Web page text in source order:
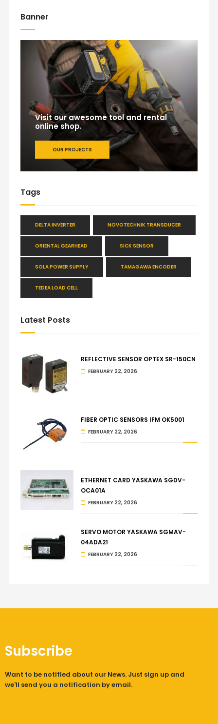
Banner
Visit our awesome tool and rental
online shop.
OUR PROJECTS
Tags
DELTA INVERTER NOVOTECHNIK TRANSDUCER
ORIENTAL GEARHEAD SICK SENSOR
SOLA POWER SUPPLY TAMAGAWA ENCODER
TEDEA LOAD CELL
Latest Posts
REFLECTIVE SENSOR OPTEX SR-150CN
FEBRUARY 22, 2026
FIBER OPTIC SENSORS IFM OK5001
FEBRUARY 22, 2026
ETHERNET CARD YASKAWA SGDV-
OCA01A
FEBRUARY 22, 2026
SERVO MOTOR YASKAWA SGMAV-
04ADA21
FEBRUARY 22, 2026
Subscribe
Want to be notified about our News. Just sign up and
we'll send you a notification by email.